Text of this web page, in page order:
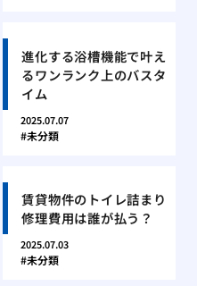
進化する浴槽機能で叶え
るワンランク上のバスタ
イム
2025.07.07
未分類
賃貸物件のトイレ詰まり
修理費用は誰が払う？
2025.07.03
未分類